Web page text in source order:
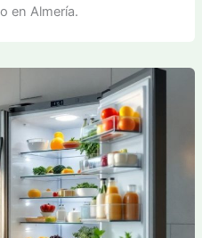
en Almería.